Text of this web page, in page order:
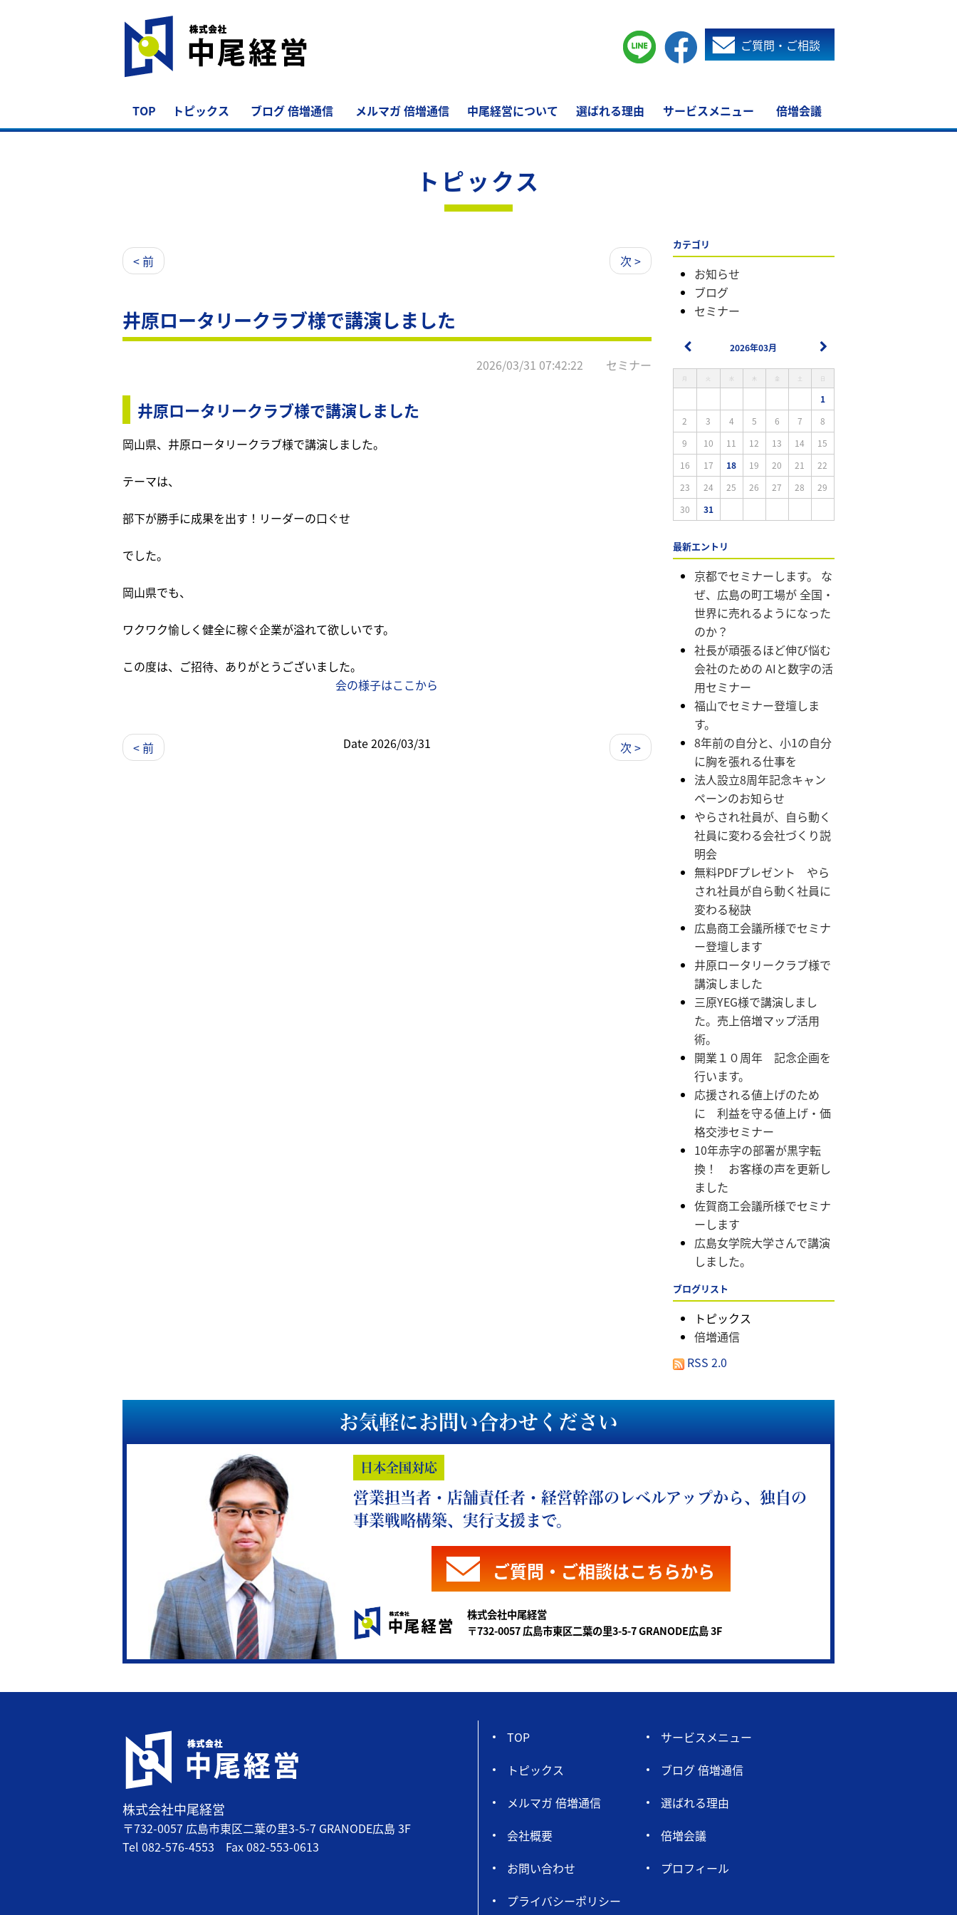
ご質問・ご相談
TOP トピックス ブログ 倍増通信 メルマガ 倍増通信 中尾経営について 選ばれる理由 サービスメニュー 倍増会議
トピックス
< 前 次 >
井原ロータリークラブ様で講演しました
2026/03/31 07:42:22 セミナー
井原ロータリークラブ様で講演しました
岡山県、井原ロータリークラブ様で講演しました。
テーマは、
部下が勝手に成果を出す！リーダーの口ぐせ
でした。
岡山県でも、
ワクワク愉しく健全に稼ぐ企業が溢れて欲しいです。
この度は、ご招待、ありがとうございました。
会の様子はここから
< 前 次 >
Date 2026/03/31
カテゴリ
お知らせ
ブログ
セミナー
2026年03月
月 火 水 木 金 土 日
1
2
3 4 5 6 7
8
9
10 11 12 13 14
15
16
17 18 19 20 21
22
23
24 25 26 27 28
29
30
31
最新エントリ
京都でセミナーします。 な
ぜ、広島の町工場が 全国・
世界に売れるようになった
のか？
社長が頑張るほど伸び悩む
会社のための AIと数字の活
用セミナー
福山でセミナー登壇しま
す。
8年前の自分と、小1の自分
に胸を張れる仕事を
法人設立8周年記念キャン
ペーンのお知らせ
やらされ社員が、自ら動く
社員に変わる会社づくり説
明会
無料PDFプレゼント やら
され社員が自ら動く社員に
変わる秘訣
広島商工会議所様でセミナ
ー登壇します
井原ロータリークラブ様で
講演しました
三原YEG様で講演しまし
た。売上倍増マップ活用
術。
開業１０周年 記念企画を
行います。
応援される値上げのため
に 利益を守る値上げ・価
格交渉セミナー
10年赤字の部署が黒字転
換！ お客様の声を更新し
ました
佐賀商工会議所様でセミナ
ーします
広島女学院大学さんで講演
しました。
ブログリスト
トピックス
倍増通信
RSS 2.0
お気軽にお問い合わせください
日本全国対応
営業担当者・店舗責任者・経営幹部のレベルアップから、独自の
事業戦略構築、実行支援まで。
ご質問・ご相談はこちらから
株式会社中尾経営
〒732-0057 広島市東区二葉の里3-5-7 GRANODE広島 3F
TOP
サービスメニュー
トピックス
ブログ 倍増通信
メルマガ 倍増通信
選ばれる理由
会社概要
倍増会議
お問い合わせ
プロフィール
プライバシーポリシー
株式会社中尾経営
〒732-0057 広島市東区二葉の里3-5-7 GRANODE広島 3F
Tel 082-576-4553 Fax082-553-0613